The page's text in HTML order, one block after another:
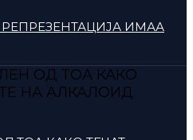
ИМАА